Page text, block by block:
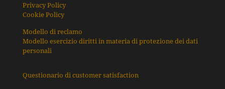
Privacy Policy
Cookie Policy
Modello di reclamo
Modello esercizio diritti in materia di protezione dei dati
personali
Questionario di customer satisfaction